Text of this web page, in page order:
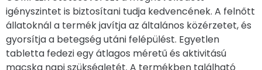
igényszintet is biztosítani tudja kedvencének. A felnőtt
állatoknál a termék javítja az általános közérzetet, és
gyorsítja a betegség utáni felépülést. Egyetlen
tabletta fedezi egy átlagos méretű és aktivitású
macska napi szükségletét. A termékben található